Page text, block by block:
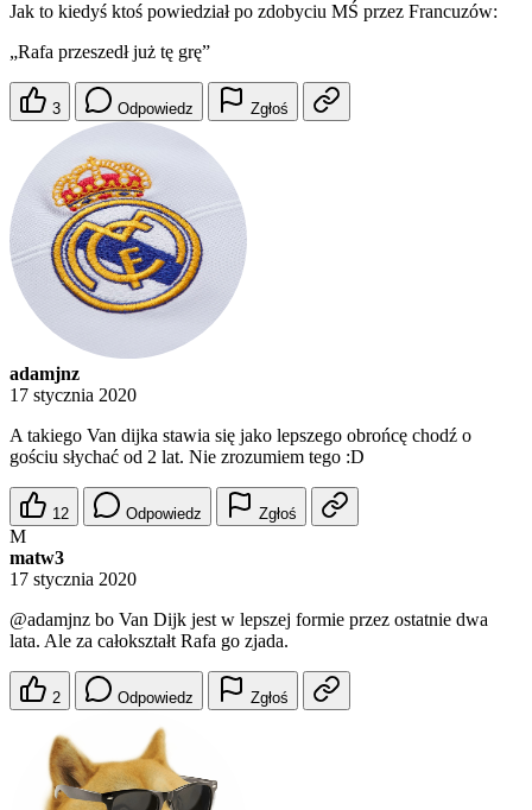
Jak to kiedyś ktoś powiedział po zdobyciu MŚ przez Francuzów:
„Rafa przeszedł już tę grę”
3 Odpowiedz Zgłoś
adamjnz
17 stycznia 2020
A takiego Van dijka stawia się jako lepszego obrońcę chodź o
gościu słychać od 2 lat. Nie zrozumiem tego :D
12 Odpowiedz Zgłoś
M
matw3
17 stycznia 2020
@adamjnz bo Van Dijk jest w lepszej formie przez ostatnie dwa
lata. Ale za całokształt Rafa go zjada.
2 Odpowiedz Zgłoś